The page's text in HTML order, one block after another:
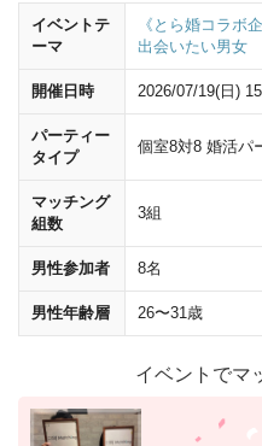
イベントテ
ーマ
《とら婚コラボ
出会いたい男女
開催日時 2026/07/19(日)
パーティー
タイプ
個室8対8 婚活パ
マッチング
組数
3組
男性参加者 8名
男性年齢層 26〜31歳
イベントでマ